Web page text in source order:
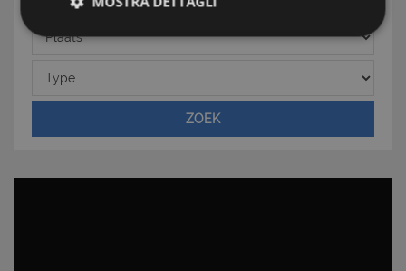
Plaats
Type
ZOEK
Strettamente necessari e Statistiche